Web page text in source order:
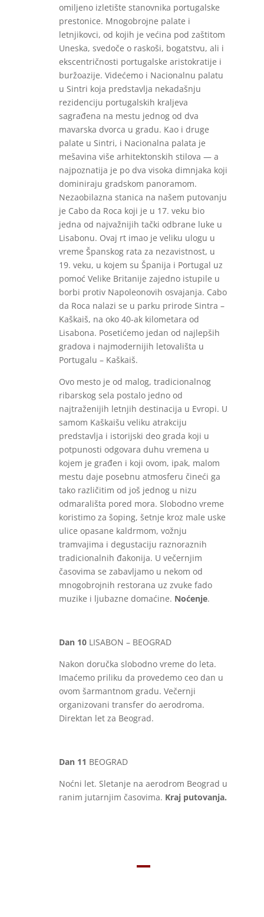
omiljeno izletište stanovnika portugalske
prestonice. Mnogobrojne palate i
letnjikovci, od kojih je većina pod zaštitom
Uneska, svedoče o raskoši, bogatstvu, ali i
ekscentričnosti portugalske aristokratije i
buržoazije. Videćemo i Nacionalnu palatu
u Sintri koja predstavlja nekadašnju
rezidenciju portugalskih kraljeva
sagrađena na mestu jednog od dva
mavarska dvorca u gradu. Kao i druge
palate u Sintri, i Nacionalna palata je
mešavina više arhitektonskih stilova — a
najpoznatija je po dva visoka dimnjaka koji
dominiraju gradskom panoramom.
Nezaobilazna stanica na našem putovanju
je Cabo da Roca koji je u 17. veku bio
jedna od najvažnijih tački odbrane luke u
Lisabonu. Ovaj rt imao je veliku ulogu u
vreme Španskog rata za nezavistnost, u
19. veku, u kojem su Španija i Portugal uz
pomoć Velike Britanije zajedno istupile u
borbi protiv Napoleonovih osvajanja. Cabo
da Roca nalazi se u parku prirode Sintra –
Kaškaiš, na oko 40-ak kilometara od
Lisabona. Posetićemo jedan od najlepših
gradova i najmodernijih letovališta u
Portugalu – Kaškaiš.
Ovo mesto je od malog, tradicionalnog
ribarskog sela postalo jedno od
najtraženijih letnjih destinacija u Evropi. U
samom Kaškaišu veliku atrakciju
predstavlja i istorijski deo grada koji u
potpunosti odgovara duhu vremena u
kojem je građen i koji ovom, ipak, malom
mestu daje posebnu atmosferu čineći ga
tako različitim od još jednog u nizu
odmarališta pored mora. Slobodno vreme
koristimo za šoping, šetnje kroz male uske
ulice opasane kaldrmom, vožnju
tramvajima i degustaciju raznoraznih
tradicionalnih đakonija. U večernjim
časovima se zabavljamo u nekom od
mnogobrojnih restorana uz zvuke fado
muzike i ljubazne domaćine. Noćenje.
Dan 10 LISABON – BEOGRAD
Nakon doručka slobodno vreme do leta.
Imaćemo priliku da provedemo ceo dan u
ovom šarmantnom gradu. Večernji
organizovani transfer do aerodroma.
Direktan let za Beograd.
Dan 11 BEOGRAD
Noćni let. Sletanje na aerodrom Beograd u
ranim jutarnjim časovima. Kraj putovanja.